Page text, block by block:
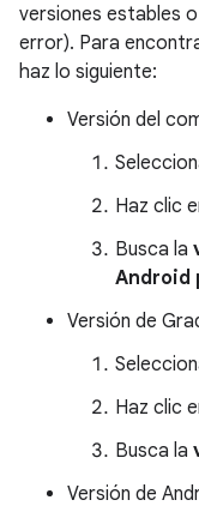
versiones estables
error). Para
haz lo siguiente:
Versión del
Haz clic
Busca la
Android
Versión de
Haz clic
Busca la
Versión de